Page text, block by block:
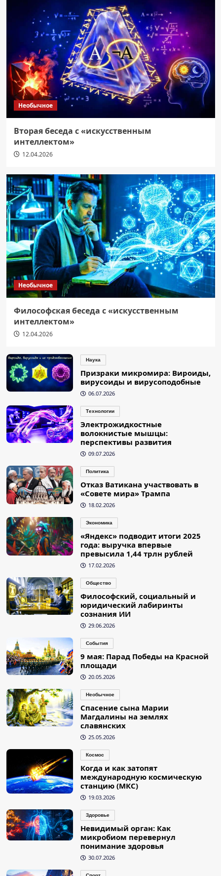
Необычное
Вторая беседа с «искусственным
интеллектом»
12.04.2026
Необычное
Философская беседа с «искусственным
интеллектом»
12.04.2026
Наука
Призраки микромира: Вироиды,
вирусоиды и вирусоподобные
06.07.2026
Технологии
Электрожидкостные
волокнистые мышцы:
перспективы развития
09.07.2026
Политика
Отказ Ватикана участвовать в
«Совете мира» Трампа
18.02.2026
Экономика
«Яндекс» подводит итоги 2025
года: выручка впервые
превысила 1,44 трлн рублей
17.02.2026
Общество
Философский, социальный и
юридический лабиринты
сознания ИИ
29.06.2026
События
9 мая: Парад Победы на Красной
площади
20.05.2026
Необычное
Спасение сына Марии
Магдалины на землях
славянских
25.05.2026
Космос
Когда и как затопят
международную космическую
станцию (МКС)
19.03.2026
Здоровье
Невидимый орган: Как
микробиом перевернул
понимание здоровья
30.07.2026